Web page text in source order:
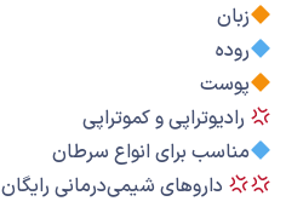
زبان
روده
پوست
رادیوتراپی و کموتراپی
مناسب برای انواع سرطان
داروهای شیمی‌درمانی رایگان